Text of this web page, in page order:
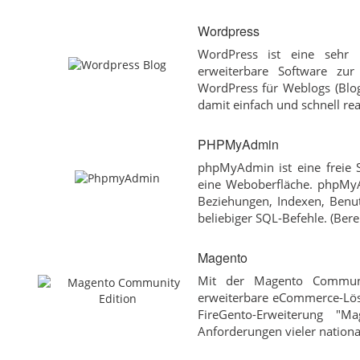
Wordpress
WordPress ist eine sehr
erweiterbare Software
WordPress für Weblogs
damit einfach und schnell
PHPMyAdmin
phpMyAdmin ist eine freie
eine Weboberfläche.
Beziehungen, Indexen,
beliebiger SQL-Befehle.
Magento
Mit der Magento
erweiterbare eCommerce-
FireGento-Erweiterung
Anforderungen vieler